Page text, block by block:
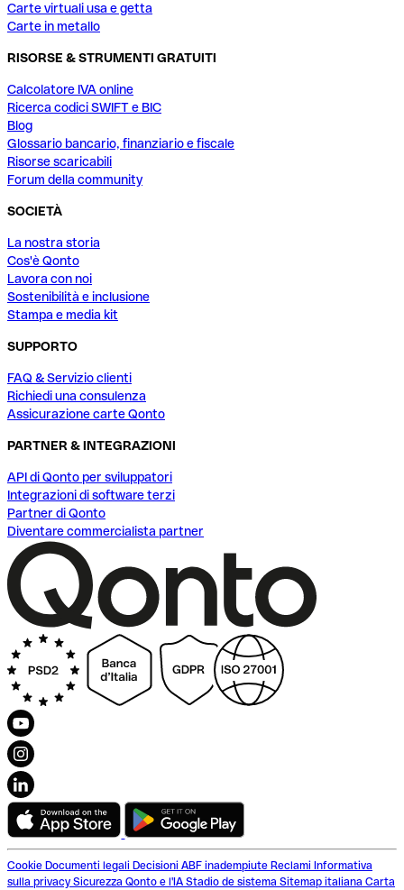
Carte virtuali usa e getta
Carte in metallo
RISORSE & STRUMENTI GRATUITI
Calcolatore IVA online
Ricerca codici SWIFT e BIC
Blog
Glossario bancario, finanziario e fiscale
Risorse scaricabili
Forum della community
SOCIETÀ
La nostra storia
Cos'è Qonto
Lavora con noi
Sostenibilità e inclusione
Stampa e media kit
SUPPORTO
FAQ & Servizio clienti
Richiedi una consulenza
Assicurazione carte Qonto
PARTNER & INTEGRAZIONI
API di Qonto per sviluppatori
Integrazioni di software terzi
Partner di Qonto
Diventare commercialista partner
Cookie Documenti legali Decisioni ABF inadempiute Reclami Informativa
sulla privacy Sicurezza Qonto e l'IA Stadio de sistema Sitemap italiana Carta